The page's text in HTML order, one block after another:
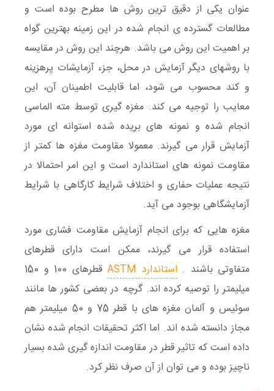
عنوان یکی از دقیق ترین روش ها مطرح بوده است و
مطالعات گسترده ی انجام شده در این زمینه بهترین گواه
بر اهمیت این روش می باشد. هرچند این روش در مقایسه
با روشهای دیگر آزمایش در محل، جزء آزمایشات پرهزینه
و کند محسوب می شود، اما قابلیت اطمینان آن، این
معایب را توجیه می کند. مغزه گیری توسط مته الماسی
انجام شده و نمونه های بریده شده استوانه ای مورد
آزمایش قرار می گیرند. معمولا مقاومت مغزه ها کمتر از
مقاومت نمونه های استاندارد است و این امر احتمالا در
نتیجه عملیات حفاری و اختلاف شرایط کارگاهی با شرایط
آزمایشگاهی بوجود می آید.
مغزه هایی که برای انجام آزمایش مقاومت فشاری مورد
استفاده قرار می گیرند، ممکن است دارای قطرهای
متفاوتی باشند . استاندارد ASTM
قطرهای 100 و 150
میلیمتر را توصیه کرده اند. گرچه در بعضی کشور ها مانند
سوئیس و آلمان مغزه های با قطر 75 و 50 میلیمتر هم
مجاز دانسته شده اند. اما اکثر تحقیقات انجام شده نشان
داده است که تاثیر قطر در مقاومت اندازه گیری شده بسیار
ناچیز بوده و می توان از آن صرف نظر کرد.